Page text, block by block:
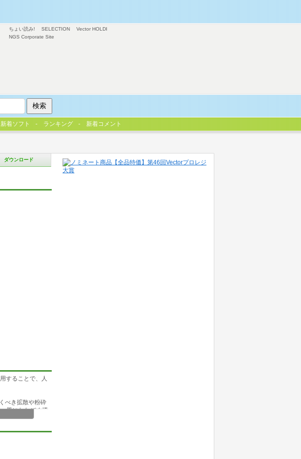
ダウンロード
することで、人
べき拡散や粉砕
風にたなびく煙
ちょい読み! SELECTION
Vector HOLDI
NGS Corporate Site
新着ソフト ランキング 新着コメント